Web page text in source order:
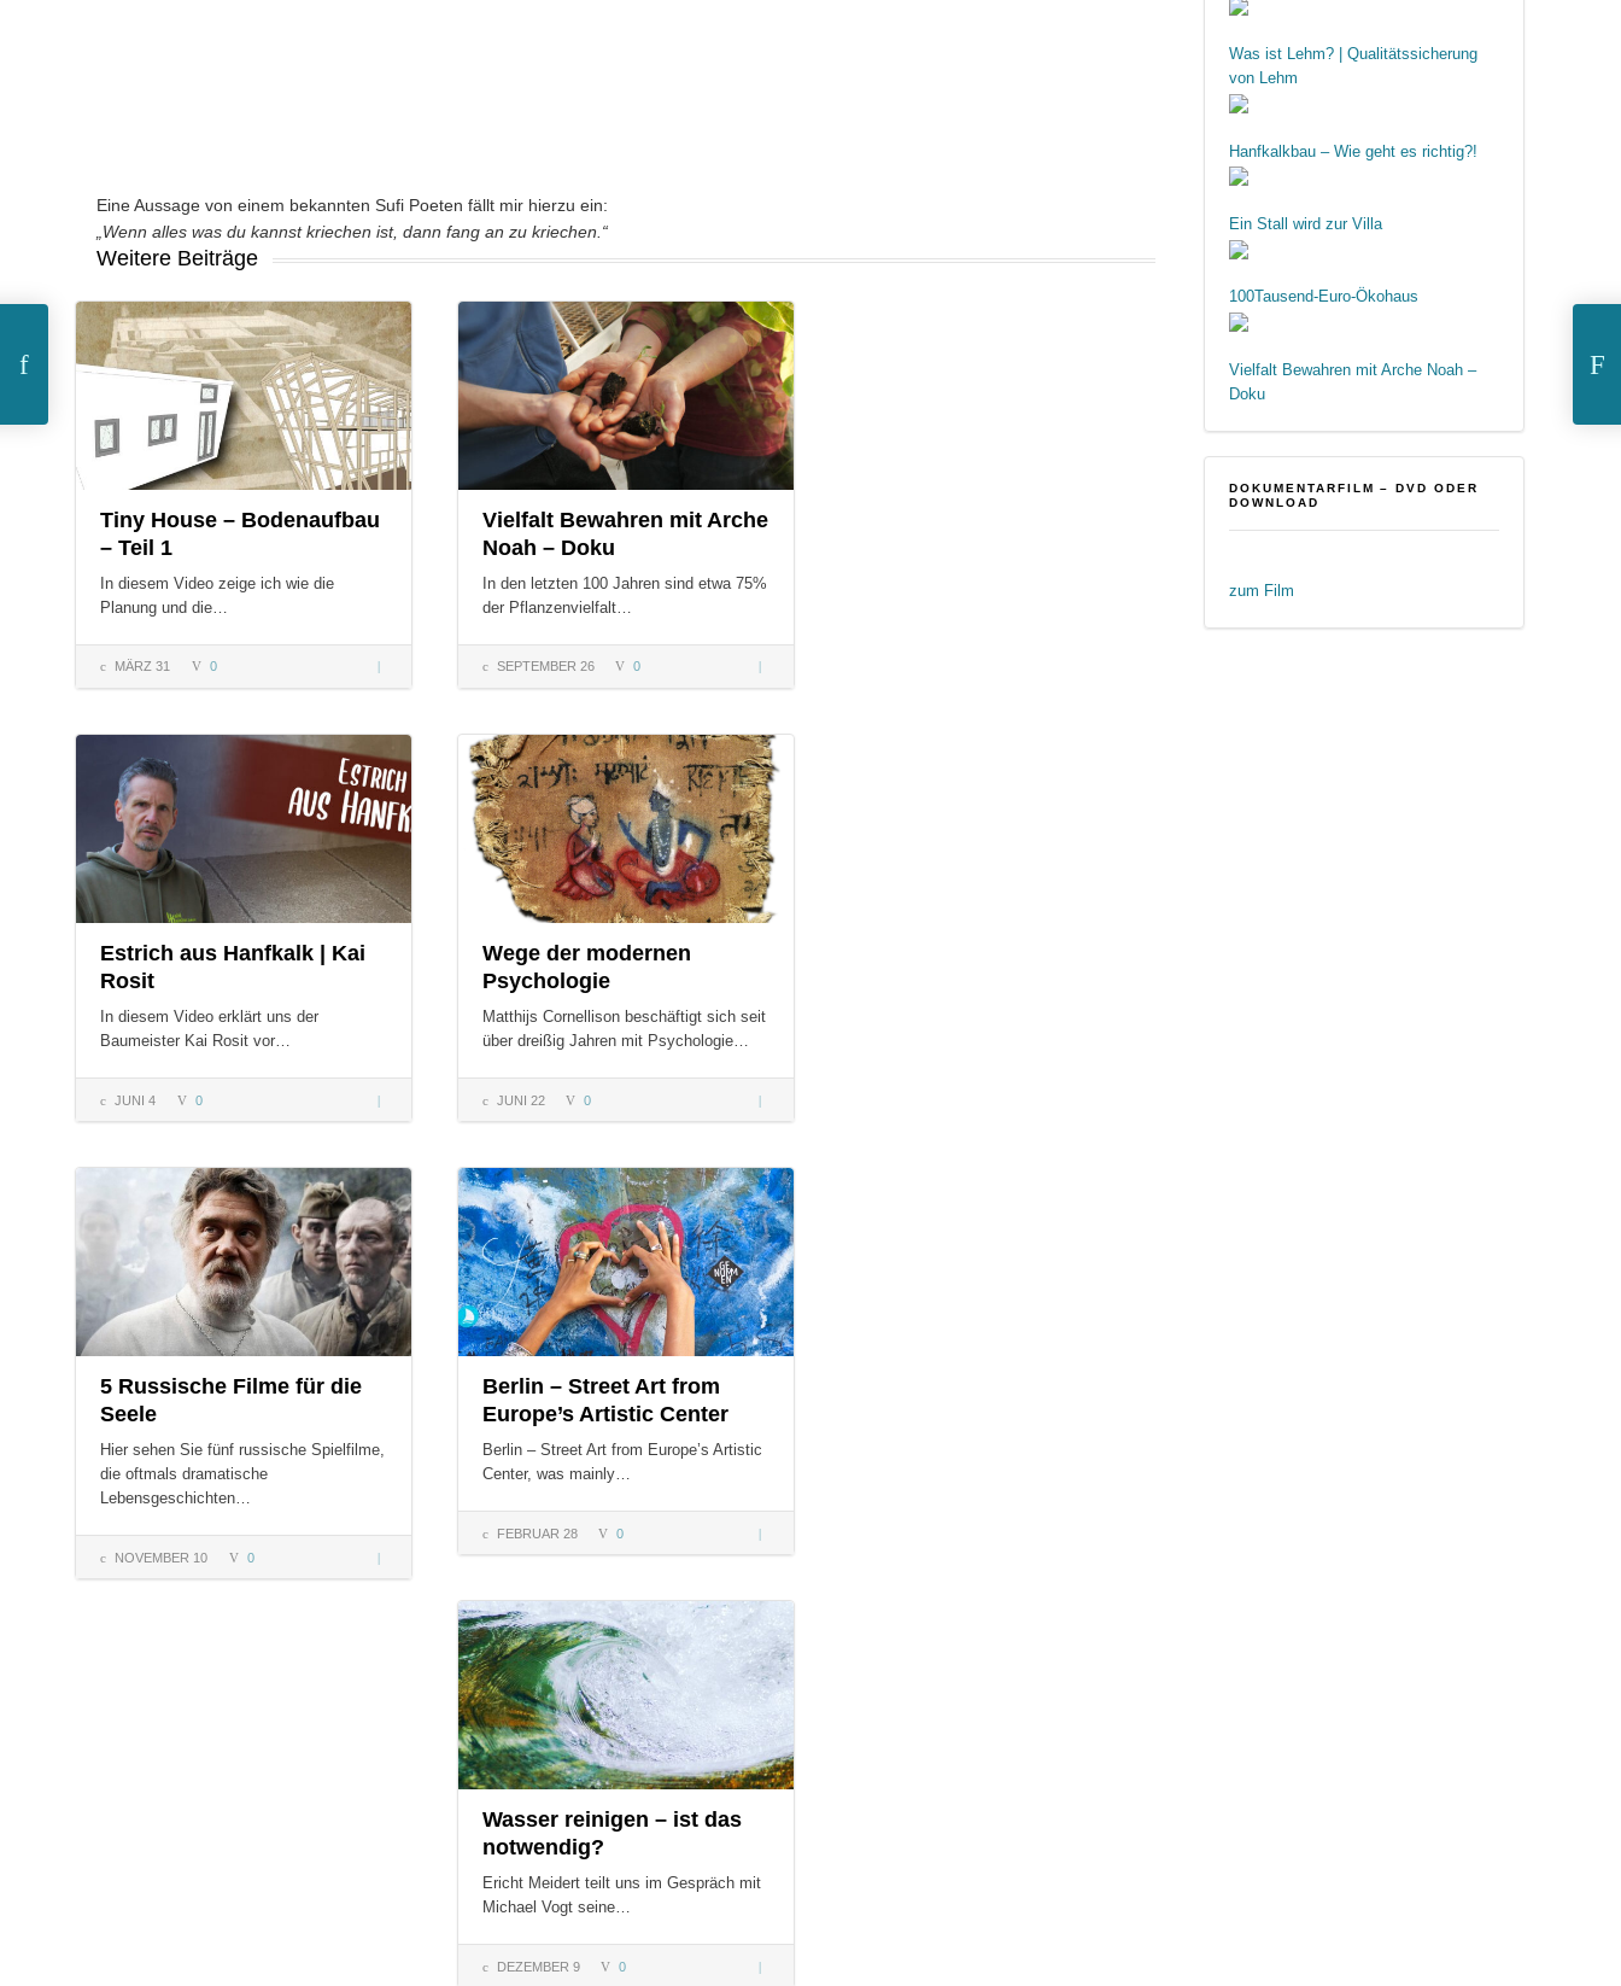
Eine Aussage von einem bekannten Sufi Poeten fällt mir hierzu ein:
„Wenn alles was du kannst kriechen ist, dann fang an zu kriechen.“
Weitere Beiträge
Tiny House – Bodenaufbau
– Teil 1
In diesem Video zeige ich wie die
Planung und die…
MÄRZ 31
COMMENTS:
0
–
Vielfalt Bewahren mit Arche
Noah – Doku
In den letzten 100 Jahren sind etwa 75%
der Pflanzenvielfalt…
SEPTEMBER 26
COMMENTS:
0
Bewahren
Noah –
Doku
Estrich aus Hanfkalk | Kai
Rosit
In diesem Video erklärt uns der
Baumeister Kai Rosit vor…
JUNI 4
COMMENTS:
0
Estrich
aus
| Kai
Rosit
Wege der modernen
Psychologie
Matthijs Cornellison beschäftigt sich seit
über dreißig Jahren mit Psychologie…
JUNI 22
COMMENTS:
0
modernen
5 Russische Filme für die
Seele
Hier sehen Sie fünf russische Spielfilme,
die oftmals dramatische
Lebensgeschichten…
NOVEMBER 10
COMMENTS:
0
5
Russische
Berlin – Street Art from
Europe’s Artistic Center
Berlin – Street Art from Europe’s Artistic
Center, was mainly…
FEBRUAR 28
COMMENTS:
0
Street
Artistic
Center
Wasser reinigen – ist das
notwendig?
Ericht Meidert teilt uns im Gespräch mit
Michael Vogt seine…
DEZEMBER 9
COMMENTS:
0
Was ist Lehm? | Qualitätssicherung
von Lehm
Hanfkalkbau – Wie geht es richtig?!
Ein Stall wird zur Villa
100Tausend-Euro-Ökohaus
Vielfalt Bewahren mit Arche Noah –
Doku
DOKUMENTARFILM – DVD ODER
DOWNLOAD
zum Film
Ein Tanz,
den du
nie
vergisst
– Tänzer
mit
Handicap